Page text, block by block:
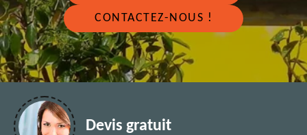
CONTACTEZ-NOUS !
Devis gratuit